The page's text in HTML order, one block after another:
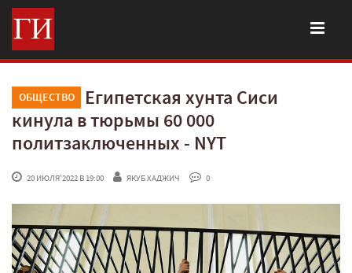
ОБЩЕСТВО
Египетская хунта Сиси
кинула в тюрьмы 60 000
политзаключенных - NYT
20 ИЮЛЯ'2022 В 19:00 ЯКУБ ХАДЖИЧ 0